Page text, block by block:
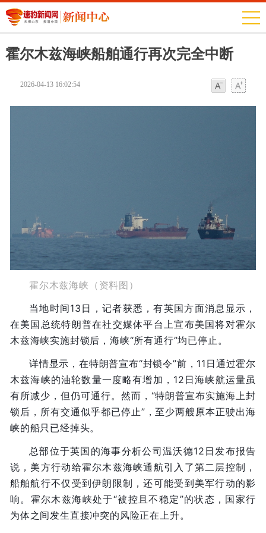
霍尔木兹海峡船舶通行再次完全中断
2026-04-13 16:02:54
霍尔木兹海峡（资料图）
当地时间13日，记者获悉，有英国方面消息显示，
在美国总统特朗普在社交媒体平台上宣布美国将对霍尔
木兹海峡实施封锁后，海峡“所有通行”均已停止。
详情显示，在特朗普宣布“封锁令”前，11日通过霍尔
木兹海峡的油轮数量一度略有增加，12日海峡航运量虽
有所减少，但仍可通行。然而，“特朗普宣布实施海上封
锁后，所有交通似乎都已停止”，至少两艘原本正驶出海
峡的船只已经掉头。
总部位于英国的海事分析公司温沃德12日发布报告
说，美方行动给霍尔木兹海峡通航引入了第二层控制，
船舶航行不仅受到伊朗限制，还可能受到美军行动的影
响。霍尔木兹海峡处于“被控且不稳定”的状态，国家行
为体之间发生直接冲突的风险正在上升。